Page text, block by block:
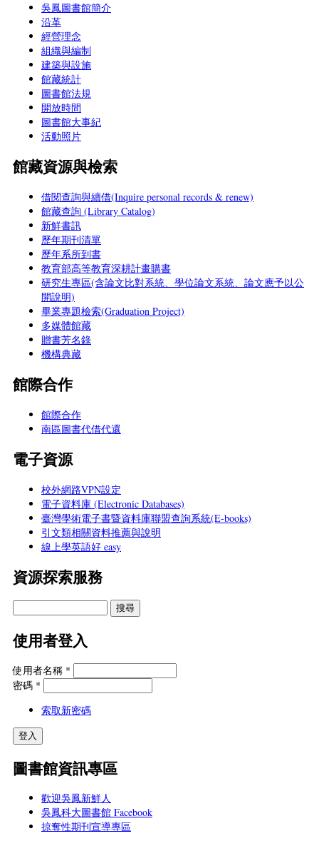
吳鳳圖書館簡介
沿革
經營理念
組織與編制
建築與設施
館藏統計
圖書館法規
開放時間
圖書館大事紀
活動照片
館藏資源與檢索
借閱查詢與續借(Inquire personal records & renew)
館藏查詢 (Library Catalog)
新鮮書訊
歷年期刊清單
歷年系所到書
教育部高等教育深耕計畫購書
研究生專區(含論文比對系統、學位論文系統、論文應予以公
開說明)
畢業專題檢索(Graduation Project)
多媒體館藏
贈書芳名錄
機構典藏
館際合作
館際合作
南區圖書代借代還
電子資源
校外網路VPN設定
電子資料庫 (Electronic Databases)
臺灣學術電子書暨資料庫聯盟查詢系統(E-books)
引文類相關資料推薦與說明
線上學英語好 easy
資源探索服務
使用者登入
使用者名稱 *
密碼 *
索取新密碼
圖書館資訊專區
歡迎吳鳳新鮮人
吳鳳科大圖書館 Facebook
掠奪性期刊宣導專區